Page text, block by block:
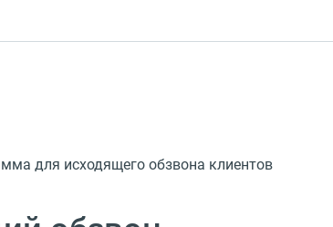
для исходящего обзвона клиентов